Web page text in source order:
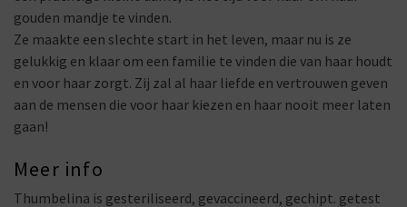
gouden mandje te vinden.
Ze maakte een slechte start in het leven, maar nu is ze
gelukkig en klaar om een familie te vinden die van haar houdt
en voor haar zorgt. Zij zal al haar liefde en vertrouwen geven
aan de mensen die voor haar kiezen en haar nooit meer laten
gaan!
Meer info
Thumbelina is gesteriliseerd, gevaccineerd, gechipt. getest